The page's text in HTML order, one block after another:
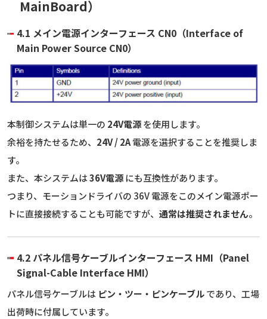
MainBoard）
4.1 メイン電源インターフェース CN0（Interface of
Main Power Source CN0）
本制御システムは単一の 24V電源を使用します。
余裕を持たせるため、 24V / 2A電源を選択することを推奨しま
す。
また、本システムは36V電源にも互換性があります。
つまり、モーションドライバの 36V 電源をこのメイン電源ポー
トに直接接続することも可能ですが、 通常は推奨されません。
4.2 パネル信号ケーブルインターフェース HMI（Panel
Signal-Cable Interface HMI）
パネル信号ケーブルは ピン・ツー・ピンケーブルであり、工場
出荷時に付属しています。